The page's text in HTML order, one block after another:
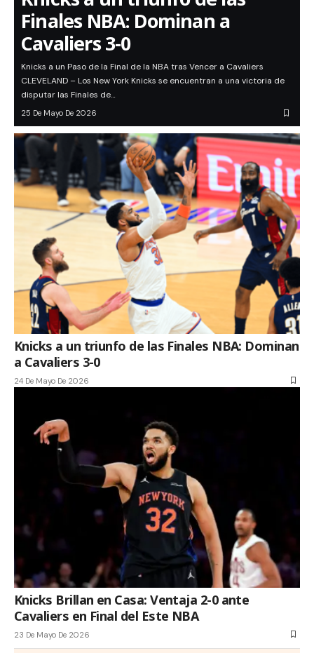
Finales NBA: Dominan a
Cavaliers 3-0
Knicks a un Paso de la Final de la NBA tras Vencer a Cavaliers
CLEVELAND – Los New York Knicks se encuentran a una victoria de
disputar las Finales de…
25 De Mayo De 2026
Knicks a un triunfo de las Finales NBA: Dominan
a Cavaliers 3-0
24 De Mayo De 2026
Knicks Brillan en Casa: Ventaja 2-0 ante
Cavaliers en Final del Este NBA
23 De Mayo De 2026